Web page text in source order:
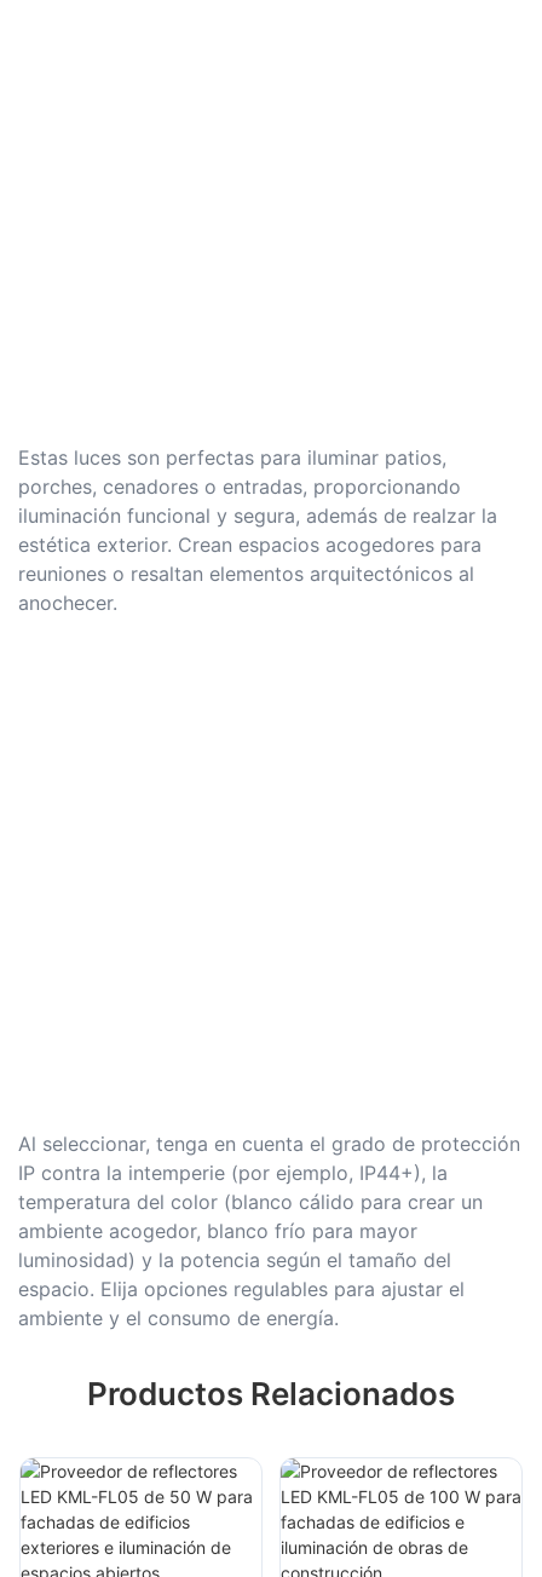
Estas luces son perfectas para iluminar patios,
porches, cenadores o entradas, proporcionando
iluminación funcional y segura, además de realzar la
estética exterior. Crean espacios acogedores para
reuniones o resaltan elementos arquitectónicos al
anochecer.
Al seleccionar, tenga en cuenta el grado de protección
IP contra la intemperie (por ejemplo, IP44+), la
temperatura del color (blanco cálido para crear un
ambiente acogedor, blanco frío para mayor
luminosidad) y la potencia según el tamaño del
espacio. Elija opciones regulables para ajustar el
ambiente y el consumo de energía.
Productos Relacionados